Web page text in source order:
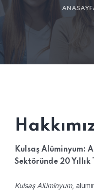
Kulsaş Alüminyum:
Sektöründe 20 Yıllık
Kulsaş Alüminyum,